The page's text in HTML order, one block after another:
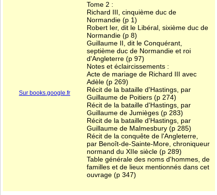
Sur books.google.fr
Tome 2 :
Richard III, cinquième duc de
Normandie (p 1)
Robert Ier, dit le Libéral, sixième duc de
Normandie (p 8)
Guillaume II, dit le Conquérant,
septième duc de Normandie et roi
d'Angleterre (p 97)
Notes et éclaircissements :
Acte de mariage de Richard III avec
Adèle (p 269)
Récit de la bataille d'Hastings, par
Guillaume de Poitiers (p 274)
Récit de la bataille d'Hastings, par
Guillaume de Jumièges (p 283)
Récit de la bataille d'Hastings, par
Guillaume de Malmesbury (p 285)
Récit de la conquête de l'Angleterre,
par Benoît-de-Sainte-More, chroniqueur
normand du XIIe siècle (p 289)
Table générale des noms d'hommes, de
familles et de lieux mentionnés dans cet
ouvrage (p 347)